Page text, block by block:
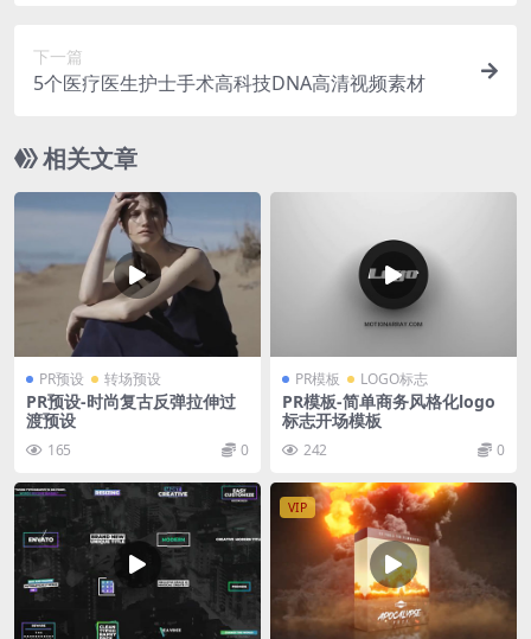
下一篇
5个医疗医生护士手术高科技DNA高清视频素材
相关文章
PR预设 转场预设
PR预设-时尚复古反弹拉伸过
渡预设
165 0
PR模板 LOGO标志
PR模板-简单商务风格化logo
标志开场模板
242 0
VIP